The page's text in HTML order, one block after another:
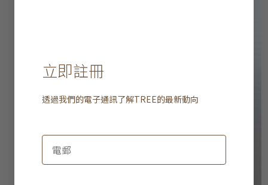
立即註冊
透過我們的電子通訊了解TREE的最新動向